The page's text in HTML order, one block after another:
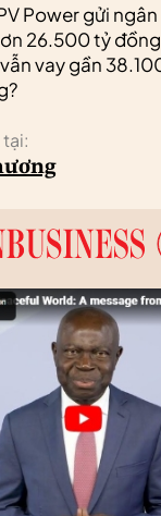
Power gửi ngân
26.500 tỷ đồng
vay gần